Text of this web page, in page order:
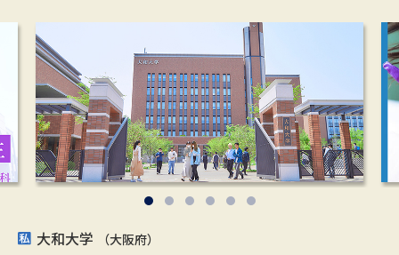
大和大学
（大阪府）
文京学院大学（東京都）
広島修道大学（広島県）
酪農学園大学（北海道）
四国大学
（徳島県）
藤女子大学（北海道）